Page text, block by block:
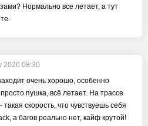
Нормально все летает, а тут
2026 08:30
очень хорошо, особенно
пушка, всё летает. На трассе
скорость, что чувствуешь себя
а багов реально нет, кайф крутой!